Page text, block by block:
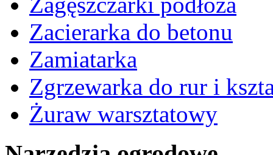
Zacierarka do betonu
Zamiatarka
Zgrzewarka do rur i
Żuraw warsztatowy